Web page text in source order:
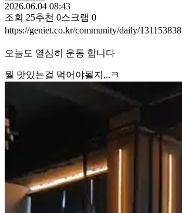
2026.06.04 08:43
조회 25추천 0스크랩 0
https://geniet.co.kr/community/daily/131153838
오늘도 열심히 운동 합니다
뭘 맛있는걸 먹어야될지,..ㅋ